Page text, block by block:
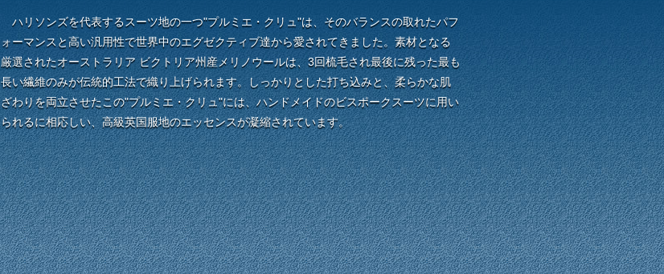
ハリソンズを代表するスーツ地の一つ"プルミエ・クリュ"は、そのバランスの取れたパフ
ォーマンスと高い汎用性で世界中のエグゼクティブ達から愛されてきました。素材となる
厳選されたオーストラリア ビクトリア州産メリノウールは、3回梳毛され最後に残った最も
長い繊維のみが伝統的工法で織り上げられます。しっかりとした打ち込みと、柔らかな肌
ざわりを両立させたこの"プルミエ・クリュ"には、ハンドメイドのビスポークスーツに用い
られるに相応しい、高級英国服地のエッセンスが凝縮されています。